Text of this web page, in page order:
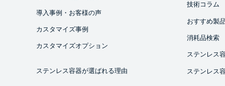
導入事例・お客様の声
カスタマイズ事例
カスタマイズオプション
ステンレス容器が選ばれる理由
技術コラム
おすすめ製
消耗品検索
ステンレス
ステンレス